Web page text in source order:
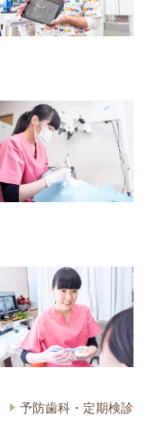
予防歯科・定期検診